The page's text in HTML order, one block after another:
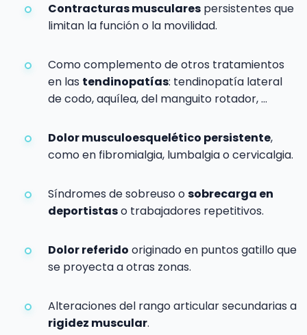
Contracturas musculares persistentes que
limitan la función o la movilidad.
Como complemento de otros tratamientos
en las tendinopatías: tendinopatía lateral
de codo, aquílea, del manguito rotador, …
Dolor musculoesquelético persistente,
como en fibromialgia, lumbalgia o cervicalgia.
Síndromes de sobreuso osobrecarga en
deportistaso trabajadores repetitivos.
Dolor referido originado en puntos gatillo que
se proyecta a otras zonas.
Alteraciones del rango articular secundarias a
rigidez muscular.